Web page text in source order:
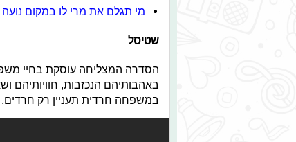
מי תגלם את מרי לו במקום נועה
שטיסל
הסדרה המצליחה עוסקת בחיי
באהבותיהם הנכזבות,
במשפחה חרדית תעניין רק